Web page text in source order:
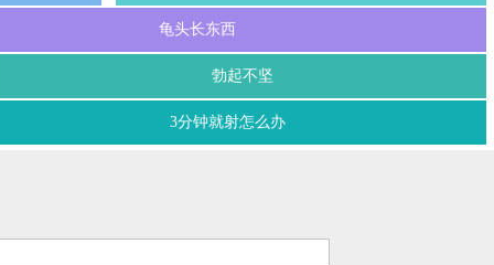
龟头长东西
勃起不坚
3分钟就射怎么办